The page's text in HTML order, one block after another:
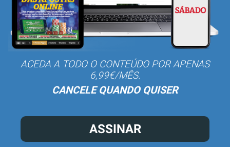
ACEDA A TODO O CONTEÚDO POR APENAS
6,99€/MÊS.
CANCELE QUANDO QUISER
ASSINAR